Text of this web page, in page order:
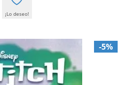
¡Lo deseo!
-5%